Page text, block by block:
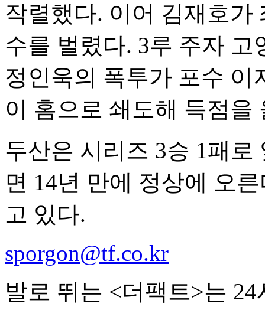
작렬했다. 이어 김재호가
수를 벌렸다. 3루 주자
정인욱의 폭투가 포수 이
이 홈으로 쇄도해 득점을
두산은 시리즈 3승 1패
면 14년 만에 정상에 오
고 있다.
sporgon@tf.co.kr
발로 뛰는 <더팩트>는